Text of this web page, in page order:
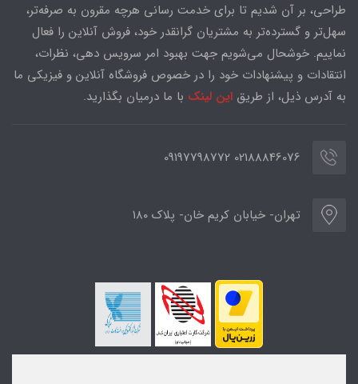
طراحی، بر آن شدیم تا برای خدمت رسانی هرچه مقرون به صرفه‌تر،
سهل‌تر و گسترده‌تر به مشتریان گرانقدر خود، فروش آنلاین را فعال
نماییم. خوشحال می‌شویم جهت بهبود امر سرویس دهی، نظرات،
انتقادات و پیشنهادات خود را در خصوص فروشگاه آنلاین و فیزیکی ما
به آدرس ذیل، از طریق این لینک با ما درمیان بگذارید.
02188846076 09197798772
تهران- خیابان کریم خان- پلاک ۱۸۰